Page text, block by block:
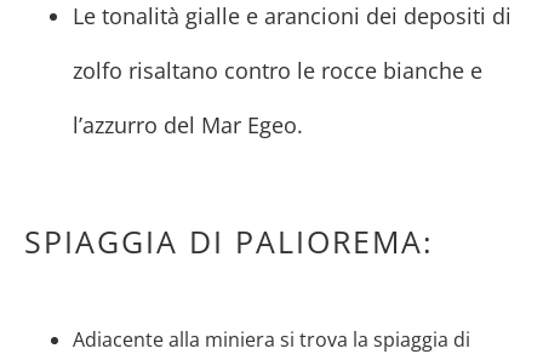
Le tonalità gialle e arancioni dei depositi di
zolfo risaltano contro le rocce bianche e
l’azzurro del Mar Egeo.
SPIAGGIA DI PALIOREMA:
Adiacente alla miniera si trova la spiaggia di